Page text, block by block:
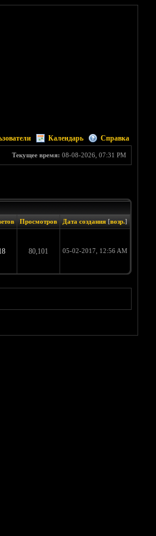
Календарь Справка
Текущее время: 08-08-2026, 07:31 PM
Просмотров Дата создания [возр.]
80,101 05-02-2017, 12:56 AM